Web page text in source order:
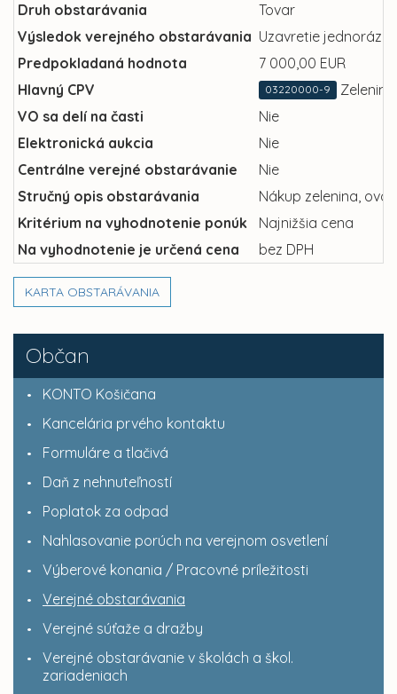
Občan
KONTO Košičana
Kancelária prvého kontaktu
Formuláre a tlačivá
Daň z nehnuteľností
Poplatok za odpad
Nahlasovanie porúch na verejnom osvetlení
Výberové konania / Pracovné príležitosti
Verejné obstarávania
Verejné súťaže a dražby
Verejné obstarávanie v školách a škol.
zariadeniach
Druh obstarávania
Tovar
Výsledok verejného obstarávania Uzavretie
Predpokladaná hodnota
7 000,00 EUR
Hlavný CPV
03220000-9
VO sa delí na časti
Nie
Elektronická aukcia
Nie
Centrálne verejné obstarávanie
Nie
Stručný opis obstarávania
Nákup zelenina,
Kritérium na vyhodnotenie ponúk
Najnižšia cena
Na vyhodnotenie je určená cena
bez DPH
KARTA OBSTARÁVANIA